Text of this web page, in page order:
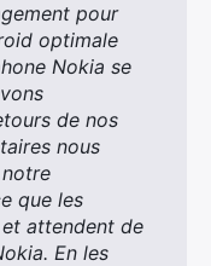
pour
optimale
Nokia se
de nos
nous
que les
attendent de
En les